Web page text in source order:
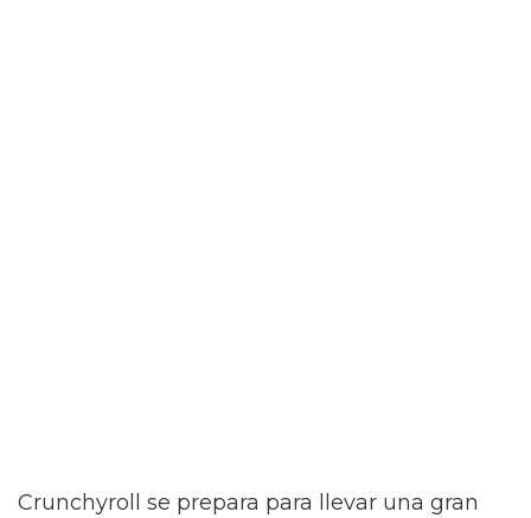
Crunchyroll se prepara para llevar una gran